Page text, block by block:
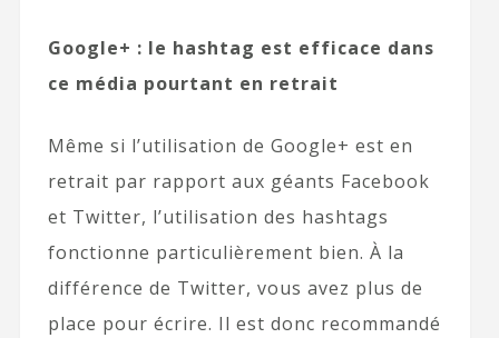
Google+ : le hashtag est efficace dans
ce média pourtant en retrait
Même si l’utilisation de Google+ est en
retrait par rapport aux géants Facebook
et Twitter, l’utilisation des hashtags
fonctionne particulièrement bien. À la
différence de Twitter, vous avez plus de
place pour écrire. Il est donc recommandé